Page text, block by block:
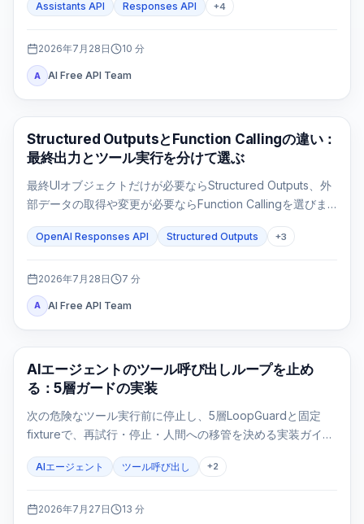
す。
Assistants API Responses API +4
2026年7月28日 10 分
A AI Free API Team
OpenAI API
Structured OutputsとFunction Callingの違い：
最終出力とツール実行を分けて選ぶ
最終UIオブジェクトだけが必要ならStructured Outputs、外
部データの取得や変更が必要ならFunction Callingを選びま
答が必要な場合だけです。
OpenAI Responses API Structured Outputs +3
2026年7月28日 7 分
A AI Free API Team
AI API
AIエージェントのツール呼び出しループを止め
る：5層ガードの実装
次の危険なツール実行前に停止し、5層LoopGuardと固定
fixtureで、再試行・停止・人間への移管を決める実装ガイ
AIエージェント ツール呼び出し +2
2026年7月27日 13 分